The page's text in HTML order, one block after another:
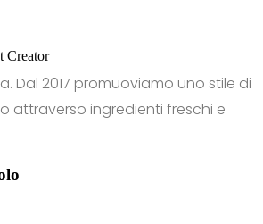
Creator
Dal 2017 promuoviamo uno stile di
attraverso ingredienti freschi e